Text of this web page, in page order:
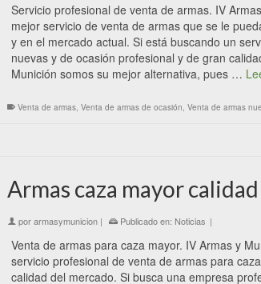
Servicio profesional de venta de armas. IV
mejor servicio de venta de armas que se le
y en el mercado actual. Si está buscando un
nuevas y de ocasión profesional y de gran
Munición somos su mejor alternativa, pues …
Venta de armas, Venta de armas de ocasión, Venta de armas
Armas caza mayor calidad
porarmasymunicion| Publicado en: Noticias |
Venta de armas para caza mayor. IV Armas y
servicio profesional de venta de armas para
calidad del mercado. Si busca una empresa